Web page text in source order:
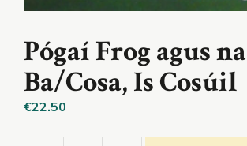
Pógaí Frog agus na
Ba/Cosa, Is Cosúil
€22.50